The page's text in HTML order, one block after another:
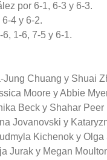
por 6-1, 6-3 y 6-3.
4 y 6-2.
1-6, 7-5 y 6-1.
Chuang y Shuai
Moore y Abbie
Beck y Shahar Peer
Jovanovski y
Kichenok y Olga
Jurak y Megan